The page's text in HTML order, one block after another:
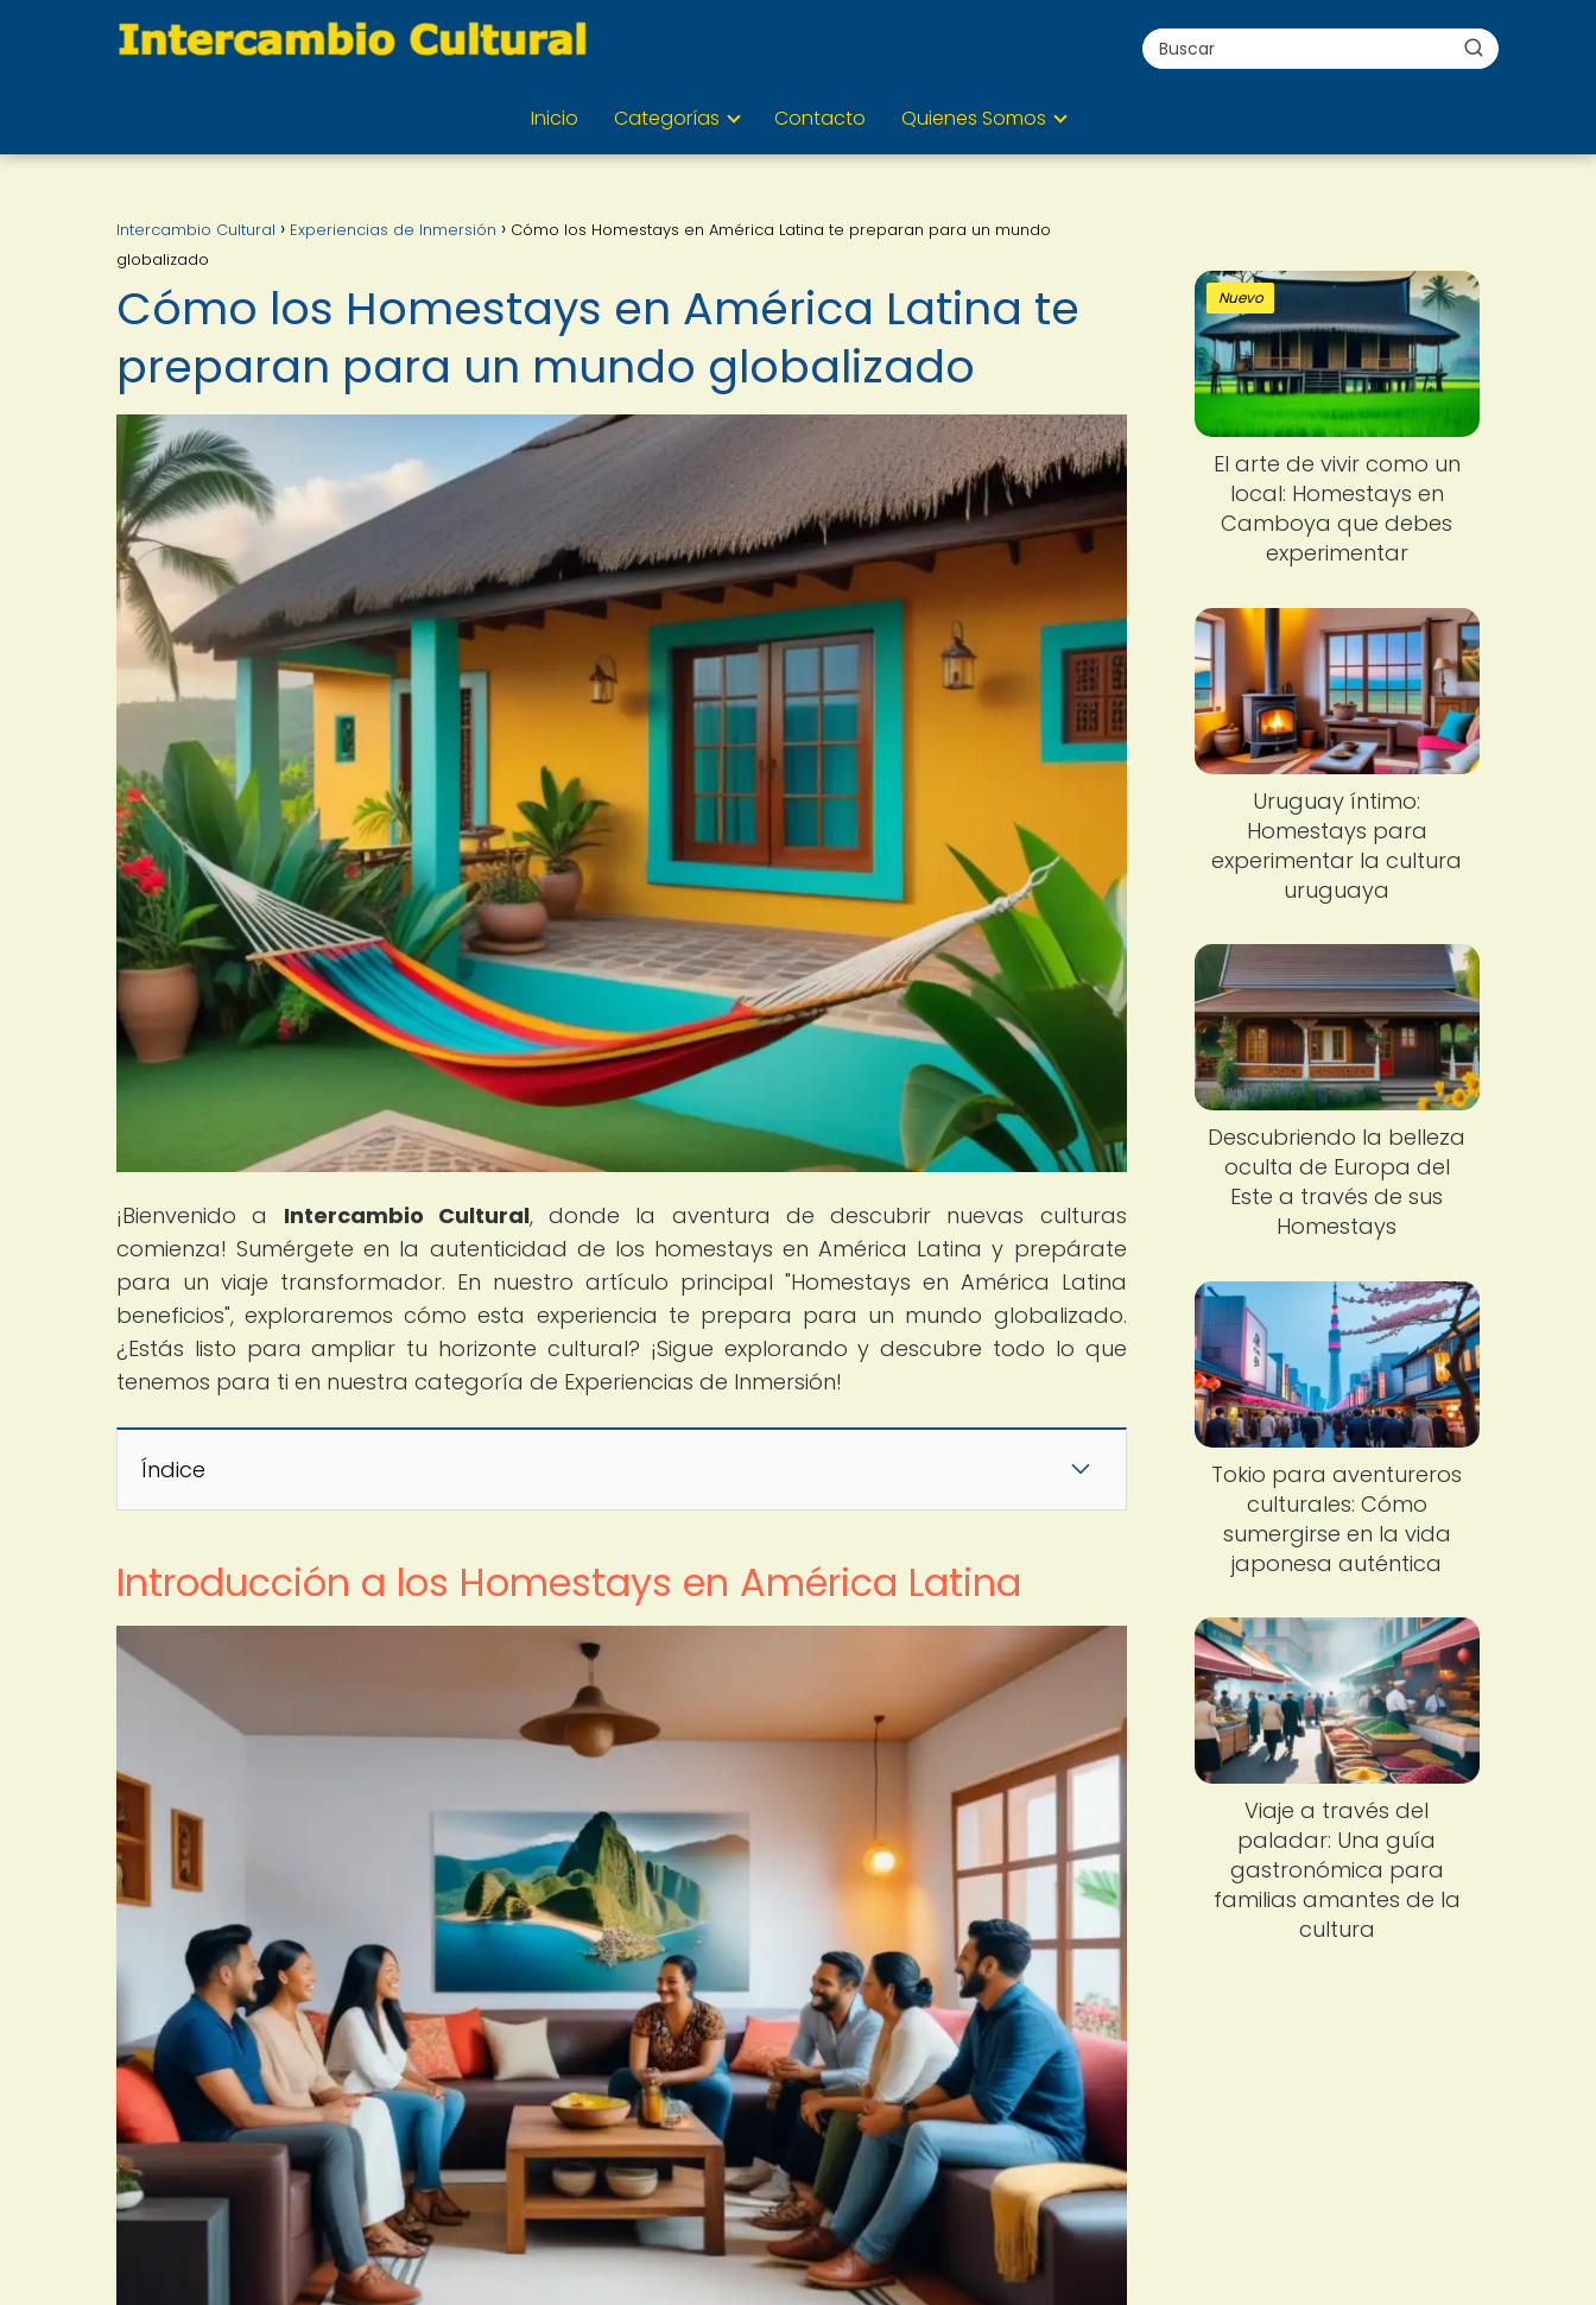
Inicio Categorías Contacto Quienes Somos
Intercambio Cultural Experiencias de Inmersión
Cómo los Homestays en América Latina te preparan para un mundo
globalizado
Cómo los Homestays en América Latina te
preparan para un mundo globalizado
¡Bienvenido a Intercambio Cultural, donde la aventura de descubrir nuevas culturas
comienza! Sumérgete en la autenticidad de los homestays en América Latina y prepárate
para un viaje transformador. En nuestro artículo principal "Homestays en América Latina
beneficios", exploraremos cómo esta experiencia te prepara para un mundo globalizado.
¿Estás listo para ampliar tu horizonte cultural? ¡Sigue explorando y descubre todo lo que
tenemos para ti en nuestra categoría de Experiencias de Inmersión!
Índice
Introducción a los Homestays en América Latina
Nuevo
El arte de vivir como un
local: Homestays en
Camboya que debes
experimentar
Uruguay íntimo:
Homestays para
experimentar la cultura
uruguaya
Descubriendo la belleza
oculta de Europa del
Este a través de sus
Homestays
Tokio para aventureros
culturales: Cómo
sumergirse en la vida
japonesa auténtica
Viaje a través del
paladar: Una guía
gastronómica para
familias amantes de la
cultura